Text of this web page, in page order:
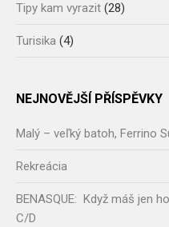
Tipy kam vyrazit (28)
Turisika (4)
NEJNOVĚJŠÍ PŘÍSPĚVKY
Malý – veľký batoh, Ferrino
Rekreácia
BENASQUE: Když máš jen
C/D